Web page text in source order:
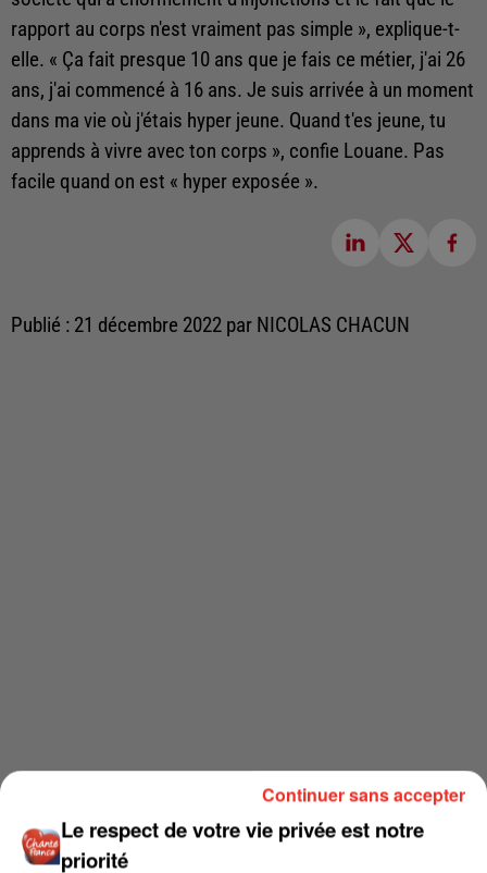
rapport au corps n'est vraiment pas simple », explique-t-
elle. « Ça fait presque 10 ans que je fais ce métier, j'ai 26
ans, j'ai commencé à 16 ans. Je suis arrivée à un moment
dans ma vie où j'étais hyper jeune. Quand t'es jeune, tu
apprends à vivre avec ton corps », confie Louane. Pas
facile quand on est « hyper exposée ».
Publié : 21 décembre 2022 par NICOLAS CHACUN
Le respect de votre vie privée est notre
priorité
Continuer sans accepter